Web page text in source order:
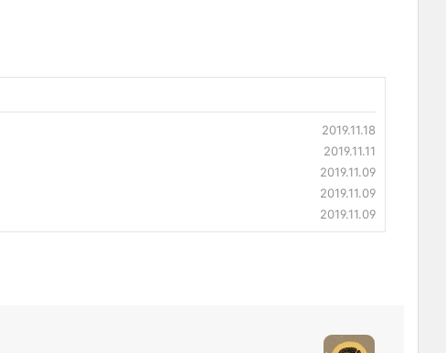
2019.11.18
2019.11.11
2019.11.09
2019.11.09
2019.11.09